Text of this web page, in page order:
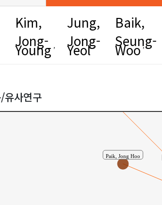
Kim,
Jong-
Young
Jung,
Jong-
Yeol
Baik,
Seung-
Woo
유사연구
Paik, Jong Hoo